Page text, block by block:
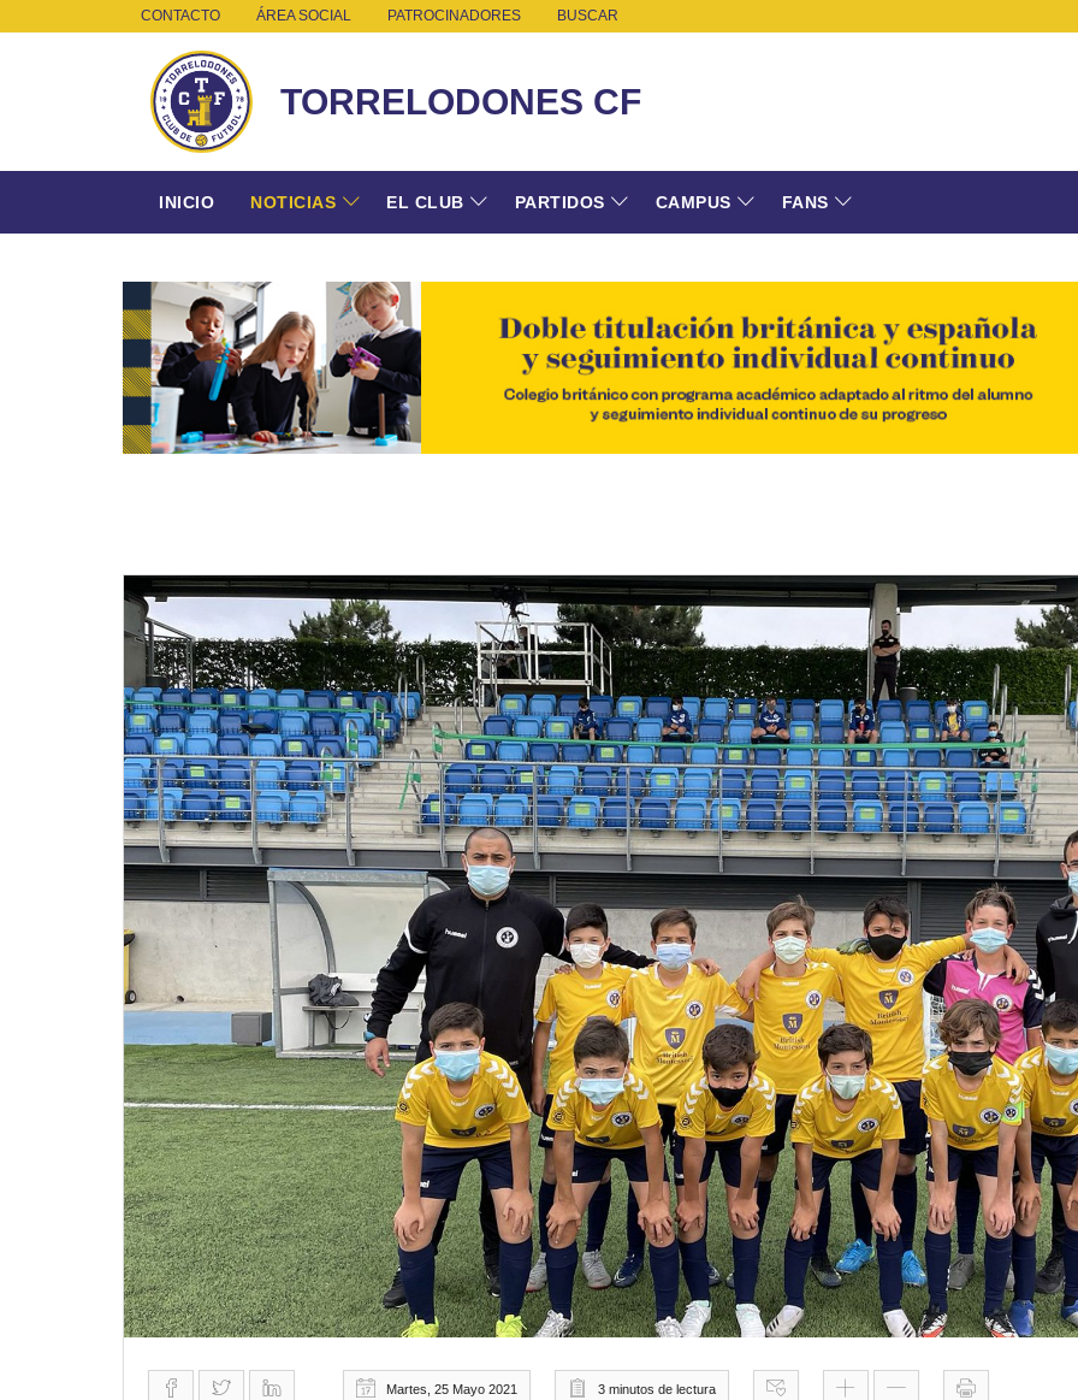
CONTACTO ÁREA SOCIAL PATROCINADORES BUSCAR
TORRELODONES CF
INICIO NOTICIAS EL CLUB PARTIDOS CAMPUS FANS
Martes, 25 Mayo 2021 3 minutos de lectura